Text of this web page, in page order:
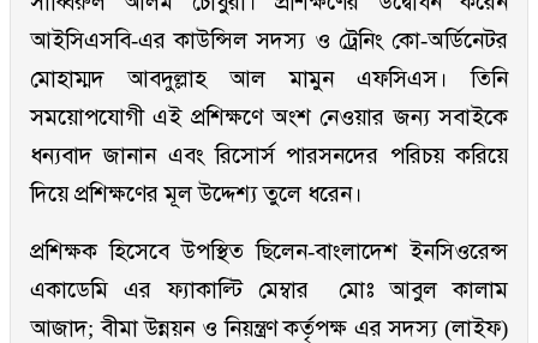
আইসিএসবি-এর কাউন্সিল সদস্য ও ট্রেনিং কো-অর্ডিনেটর
মোহাম্মদ আবদুল্লাহ আল মামুন এফসিএস। তিনি
সময়োপযোগী এই প্রশিক্ষণে অংশ নেওয়ার জন্য সবাইকে
ধন্যবাদ জানান এবং রিসোর্স পারসনদের পরিচয় করিয়ে
দিয়ে প্রশিক্ষণের মূল উদ্দেশ্য তুলে ধরেন।
প্রশিক্ষক হিসেবে উপস্থিত ছিলেন-বাংলাদেশ ইনসিওরেন্স
একাডেমি এর ফ্যাকাল্টি মেম্বার মোঃ আবুল কালাম
আজাদ; বীমা উন্নয়ন ও নিয়ন্ত্রণ কর্তৃপক্ষ এর সদস্য (লাইফ)